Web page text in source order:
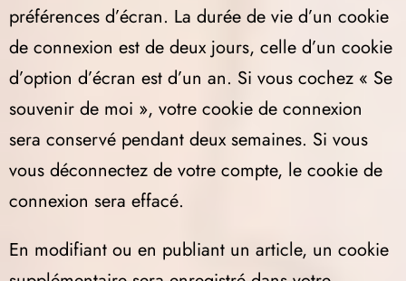
préférences d’écran. La durée de vie d’un cookie
de connexion est de deux jours, celle d’un cookie
d’option d’écran est d’un an. Si vous cochez « Se
souvenir de moi », votre cookie de connexion
sera conservé pendant deux semaines. Si vous
vous déconnectez de votre compte, le cookie de
connexion sera effacé.
En modifiant ou en publiant un article, un cookie